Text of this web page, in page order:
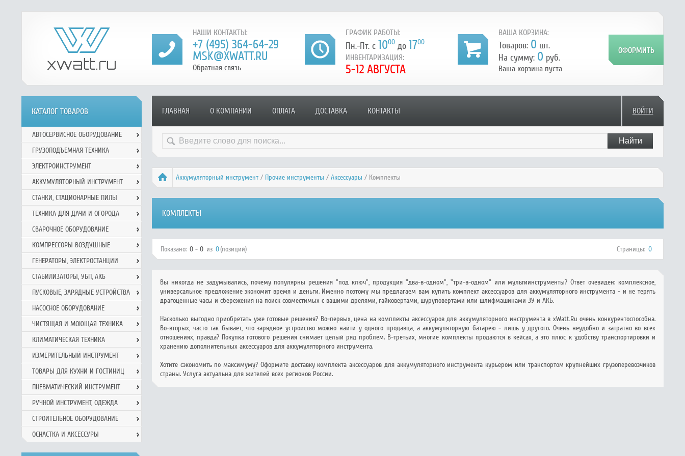
НАШИ КОНТАКТЫ:
+7 (495) 364-64-29
MSK@XWATT.RU
Обратная связь
ГРАФИК РАБОТЫ:
Пн.-Пт. с 1000 до 1700
ИНВЕНТАРИЗАЦИЯ:
5-12 АВГУСТА
ВАША КОРЗИНА:
Товаров: 0 шт.
На сумму: 0 руб.
Ваша корзина пуста
ГЛАВНАЯ О КОМПАНИИ ОПЛАТА ДОСТАВКА КОНТАКТЫ ВОЙТИ
Аккумуляторный инструмент / Прочие инструменты / Аксессуары / Комплекты
КОМПЛЕКТЫ
Показано: 0 - 0 из 0(позиций) Страницы: 0
Вы никогда не задумывались, почему популярны решения "под ключ", продукция "два-в-одном", "три-в-одном" или мультиинструменты? Ответ очевиден: комплексное,
универсальное предложение экономит время и деньги. Именно поэтому мы предлагаем вам купить комплект аксессуаров для аккумуляторного инструмента - и не терять
драгоценные часы и сбережения на поиск совместимых с вашими дрелями, гайковертами, шуруповертами или шлифмашинами ЗУ и АКБ.
Насколько выгодно приобретать уже готовые решения? Во-первых, цена на комплекты аксессуаров для аккумуляторного инструмента в xWatt.Ru очень конкурентоспособна.
Во-вторых, часто так бывает, что зарядное устройство можно найти у одного продавца, а аккумуляторную батарею - лишь у другого. Очень неудобно и затратно во всех
отношениях, правда? Покупка готового решения снимает целый ряд проблем. В-третьих, многие комплекты продаются в кейсах, а это плюс к удобству транспортировки и
хранению дополнительных аксессуаров для аккумуляторного инструмента.
Хотите сэкономить по максимуму? Оформите доставку комплекта аксессуаров для аккумуляторного инструмента курьером или транспортом крупнейших грузоперевозчиков
страны. Услуга актуальна для жителей всех регионов России.
КАТАЛОГ ТОВАРОВ
АВТОСЕРВИСНОЕ ОБОРУДОВАНИЕ
ГРУЗОПОДЪЕМНАЯ ТЕХНИКА
ЭЛЕКТРОИНСТРУМЕНТ
АККУМУЛЯТОРНЫЙ ИНСТРУМЕНТ
СТАНКИ, СТАЦИОНАРНЫЕ ПИЛЫ
ТЕХНИКА ДЛЯ ДАЧИ И ОГОРОДА
СВАРОЧНОЕ ОБОРУДОВАНИЕ
КОМПРЕССОРЫ ВОЗДУШНЫЕ
ГЕНЕРАТОРЫ, ЭЛЕКТРОСТАНЦИИ
СТАБИЛИЗАТОРЫ, УБП, АКБ
ПУСКОВЫЕ, ЗАРЯДНЫЕ УСТРОЙСТВА
НАСОСНОЕ ОБОРУДОВАНИЕ
ЧИСТЯЩАЯ И МОЮЩАЯ ТЕХНИКА
КЛИМАТИЧЕСКАЯ ТЕХНИКА
ИЗМЕРИТЕЛЬНЫЙ ИНСТРУМЕНТ
ТОВАРЫ ДЛЯ КУХНИ И ГОСТИНИЦ
ПНЕВМАТИЧЕСКИЙ ИНСТРУМЕНТ
РУЧНОЙ ИНCТРУМЕНТ, ОДЕЖДА
СТРОИТЕЛЬНОЕ ОБОРУДОВАНИЕ
ОСНАСТКА И АКСЕССУРЫ